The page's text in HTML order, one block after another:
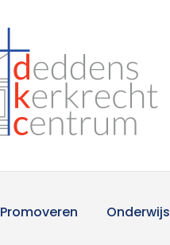
Promoveren Onderwijs